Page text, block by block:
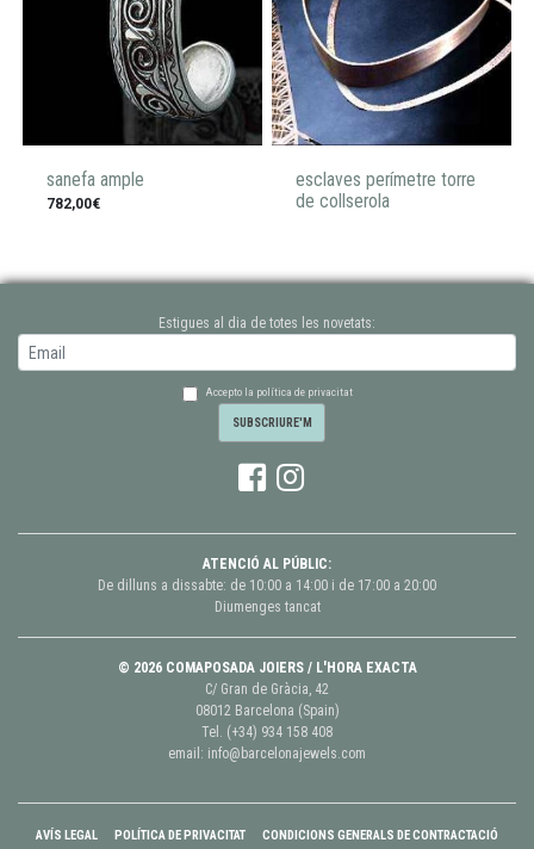
sanefa ample
782,00€
esclaves perímetre torre
de collserola
Estigues al dia de totes les novetats:
Accepto la política de privacitat
ATENCIÓ AL PÚBLIC:
De dilluns a dissabte: de 10:00 a 14:00 i de 17:00 a 20:00
Diumenges tancat
© 2026 COMAPOSADA JOIERS / L'HORA EXACTA
C/ Gran de Gràcia, 42
08012 Barcelona (Spain)
Tel. (+34) 934 158 408
email: info@barcelonajewels.com
AVÍS LEGAL POLÍTICA DE PRIVACITAT CONDICIONS GENERALS DE CONTRACTACIÓ